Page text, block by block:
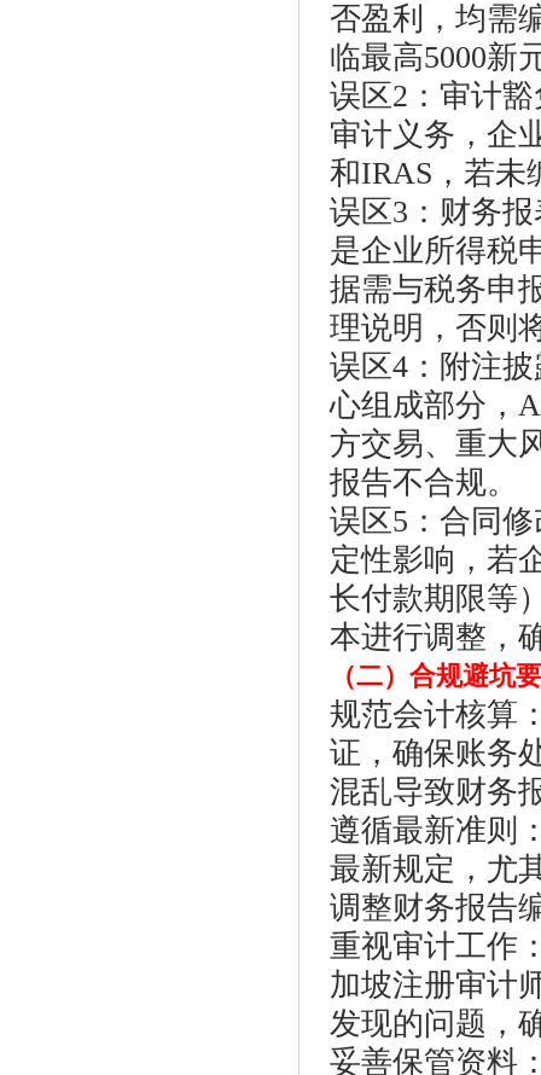
否盈利，均需
临最高5000新
误区2：审计
审计义务，企
和IRAS，若未
误区3：财务
是企业所得税
据需与税务申
理说明，否则
误区4：附注
心组成部分，
方交易、重大
报告不合规。
误区5：合同
定性影响，若
长付款期限等
本进行调整，
（二）合规避坑
规范会计核算
证，确保账务
混乱导致财务
遵循最新准则
最新规定，尤
调整财务报告
重视审计工作
加坡注册审计
发现的问题，
妥善保管资料